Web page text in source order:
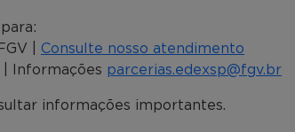
| Consulte nosso atendimento
| Informações parcerias.edexsp@fgv.br
informações importantes.